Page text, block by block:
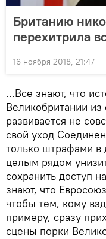
Британию
перехитрила
16 ноября 2018, 21:47
...Все знают, что
Великобритании из
развивается не
свой уход
только штрафами в
целым рядом
сохранить доступ
знают, что
чтобы тем, кому
примеру, сразу
сцены порки